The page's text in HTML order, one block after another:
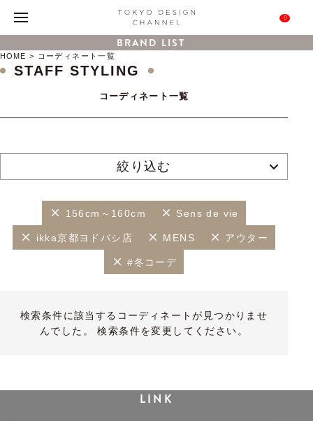
0
BRAND LIST
HOME コーディネート一覧
STAFF STYLING
コーディネート一覧
絞り込む
156cm～160cm Sens de vie
ikka京都ヨドバシ店 MENS アウター
#冬コーデ
検索条件に該当するコーディネートが見つかりませ
んでした。 検索条件を変更してください。
LINK